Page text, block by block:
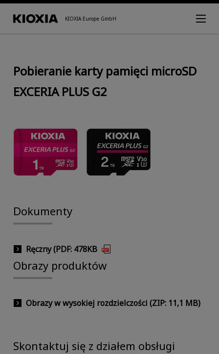
KIOXIA Europe GmbH
Pobieranie karty pamięci microSD
EXCERIA PLUS G2
Dokumenty
Ręczny (PDF: 478KB
Obrazy produktów
Obrazy w wysokiej rozdzielczości (ZIP: 11,1 MB)
Skontaktuj się z działem obsługi